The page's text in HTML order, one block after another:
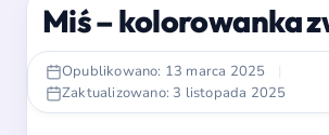
Miś – kolorowanka
Opublikowano: 13 marca 2025
|
Zaktualizowano: 3 listopada 2025